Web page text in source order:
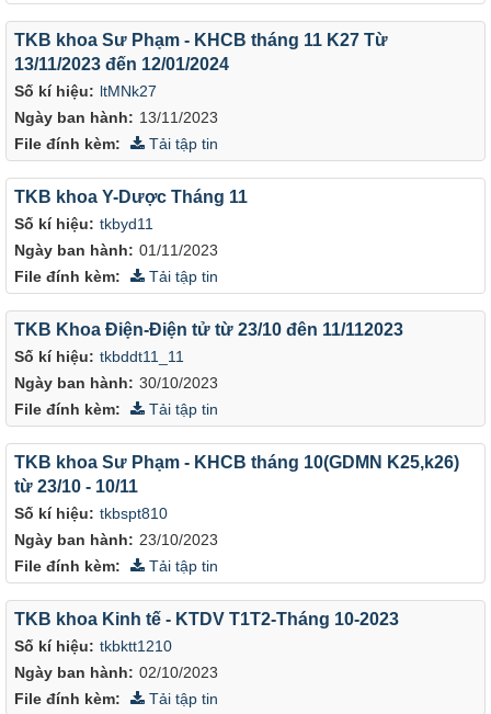
Số kí hiệu: ltMNk27
Ngày ban hành: 13/11/2023
TKB khoa Sư Phạm - KHCB tháng 11 K27 Từ
13/11/2023 đến 12/01/2024
File đính kèm: Tải tập tin
Số kí hiệu: tkbyd11
Ngày ban hành: 01/11/2023
TKB khoa Y-Dược Tháng 11
File đính kèm: Tải tập tin
Số kí hiệu: tkbddt11_11
Ngày ban hành: 30/10/2023
TKB Khoa Điện-Điện tử từ 23/10 đên 11/112023
File đính kèm: Tải tập tin
Số kí hiệu: tkbspt810
Ngày ban hành: 23/10/2023
TKB khoa Sư Phạm - KHCB tháng 10(GDMN K25,k26)
từ 23/10 - 10/11
File đính kèm: Tải tập tin
Số kí hiệu: tkbktt1210
Ngày ban hành: 02/10/2023
TKB khoa Kinh tế - KTDV T1T2-Tháng 10-2023
File đính kèm: Tải tập tin